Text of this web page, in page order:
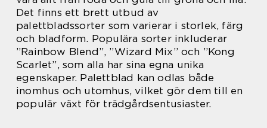
Det finns ett brett utbud av
palettbladssorter som varierar i storlek, färg
och bladform. Populära sorter inkluderar
”Rainbow Blend”, ”Wizard Mix” och ”Kong
Scarlet”, som alla har sina egna unika
egenskaper. Palettblad kan odlas både
inomhus och utomhus, vilket gör dem till en
populär växt för trädgårdsentusiaster.